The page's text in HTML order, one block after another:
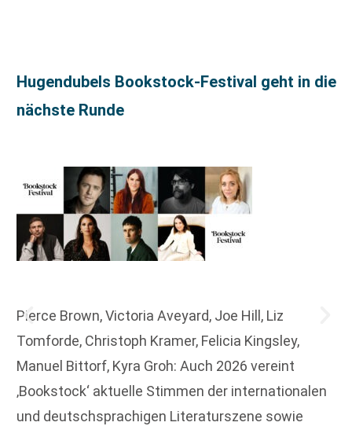
Hugendubels Bookstock-Festival geht in die
nächste Runde
Pierce Brown, Victoria Aveyard, Joe Hill, Liz
Tomforde, Christoph Kramer, Felicia Kingsley,
Manuel Bittorf, Kyra Groh: Auch 2026 vereint
‚Bookstock‘ aktuelle Stimmen der internationalen
und deutschsprachigen Literaturszene sowie